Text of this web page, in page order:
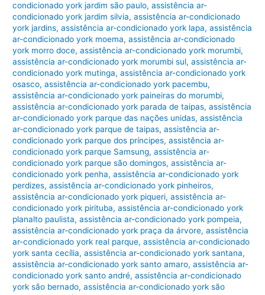
condicionado york jardim são paulo,assistência ar-
condicionado york jardim silvia,assistência ar-condicionado
york jardins,assistência ar-condicionado york lapa,assistência
ar-condicionado york moema,assistência ar-condicionado
york morro doce,assistência ar-condicionado york morumbi,
assistência ar-condicionado york morumbi sul,assistência ar-
condicionado york mutinga,assistência ar-condicionado york
osasco,assistência ar-condicionado york pacembu,
assistência ar-condicionado york paineiras do morumbi,
assistência ar-condicionado york parada de taipas,assistência
ar-condicionado york parque das nações unidas,assistência
ar-condicionado york parque de taipas,assistência ar-
condicionado york parque dos príncipes,assistência ar-
condicionado york parque Samsung,assistência ar-
condicionado york parque são domingos,assistência ar-
condicionado york penha,assistência ar-condicionado york
perdizes,assistência ar-condicionado york pinheiros,
assistência ar-condicionado york piqueri,assistência ar-
condicionado york pirituba,assistência ar-condicionado york
planalto paulista,assistência ar-condicionado york pompeia,
assistência ar-condicionado york praça da árvore,assistência
ar-condicionado york real parque,assistência ar-condicionado
york santa cecília,assistência ar-condicionado york santana,
assistência ar-condicionado york santo amaro,assistência ar-
condicionado york santo andré,assistência ar-condicionado
york são bernado,assistência ar-condicionado york são